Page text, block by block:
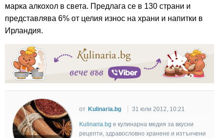
марка алкохол в света. Предлага се в 130 страни и
представлява 6% от целия износ на храни и напитки в
Ирландия.
от Kulinaria.bg 31 юли 2012, 10:21
Kulinaria.bg e кулинарна медия за вкусни
рецепти, здравословно хранене и изтънчени